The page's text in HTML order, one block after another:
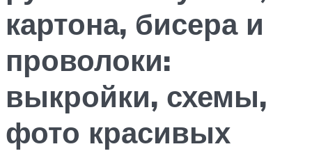
картона, бисера и
проволоки:
выкройки, схемы,
фото красивых